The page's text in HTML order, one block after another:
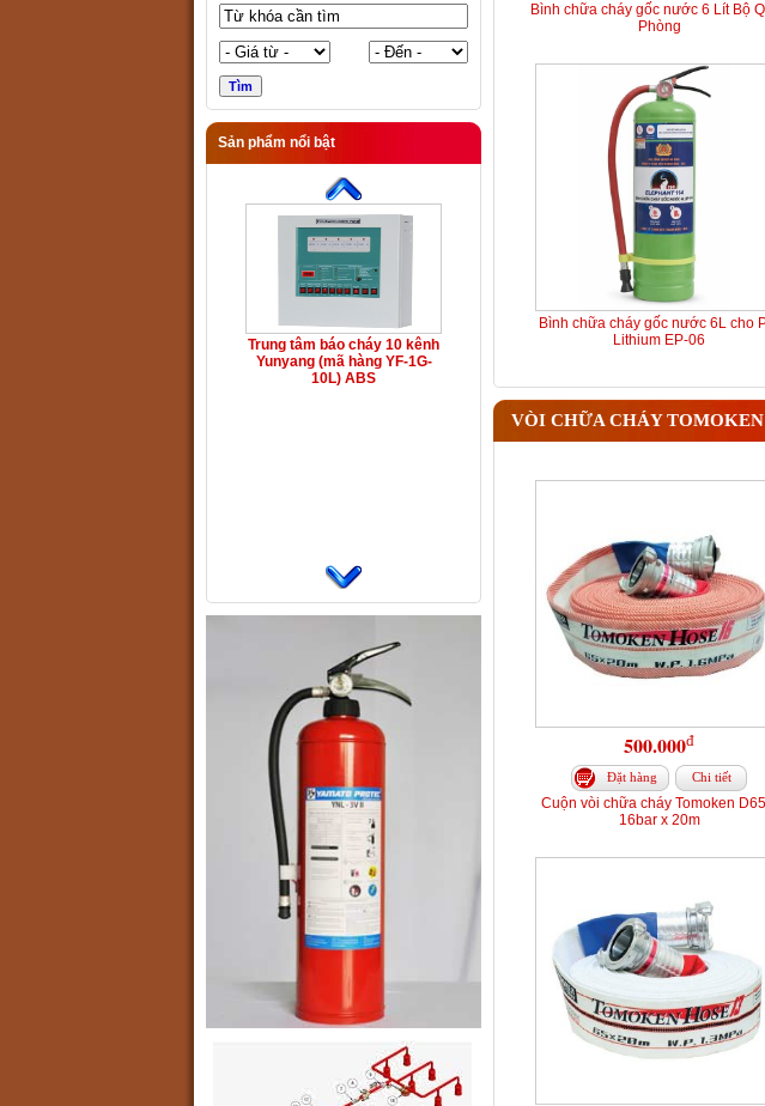
Sản phẩm nổi bật
Trung tâm báo cháy 10 kênh
Yunyang (mã hàng YF-1G-
10L) ABS
Bình chữa cháy gốc nước 6 Lít Bộ
Phòng
Bình chữa cháy gốc nước 6L cho
Lithium EP-06
VÒI CHỮA CHÁY TOMOKEN
500.000đ
Đặt hàng Chi tiết
Cuộn vòi chữa cháy Tomoken
16bar x 20m